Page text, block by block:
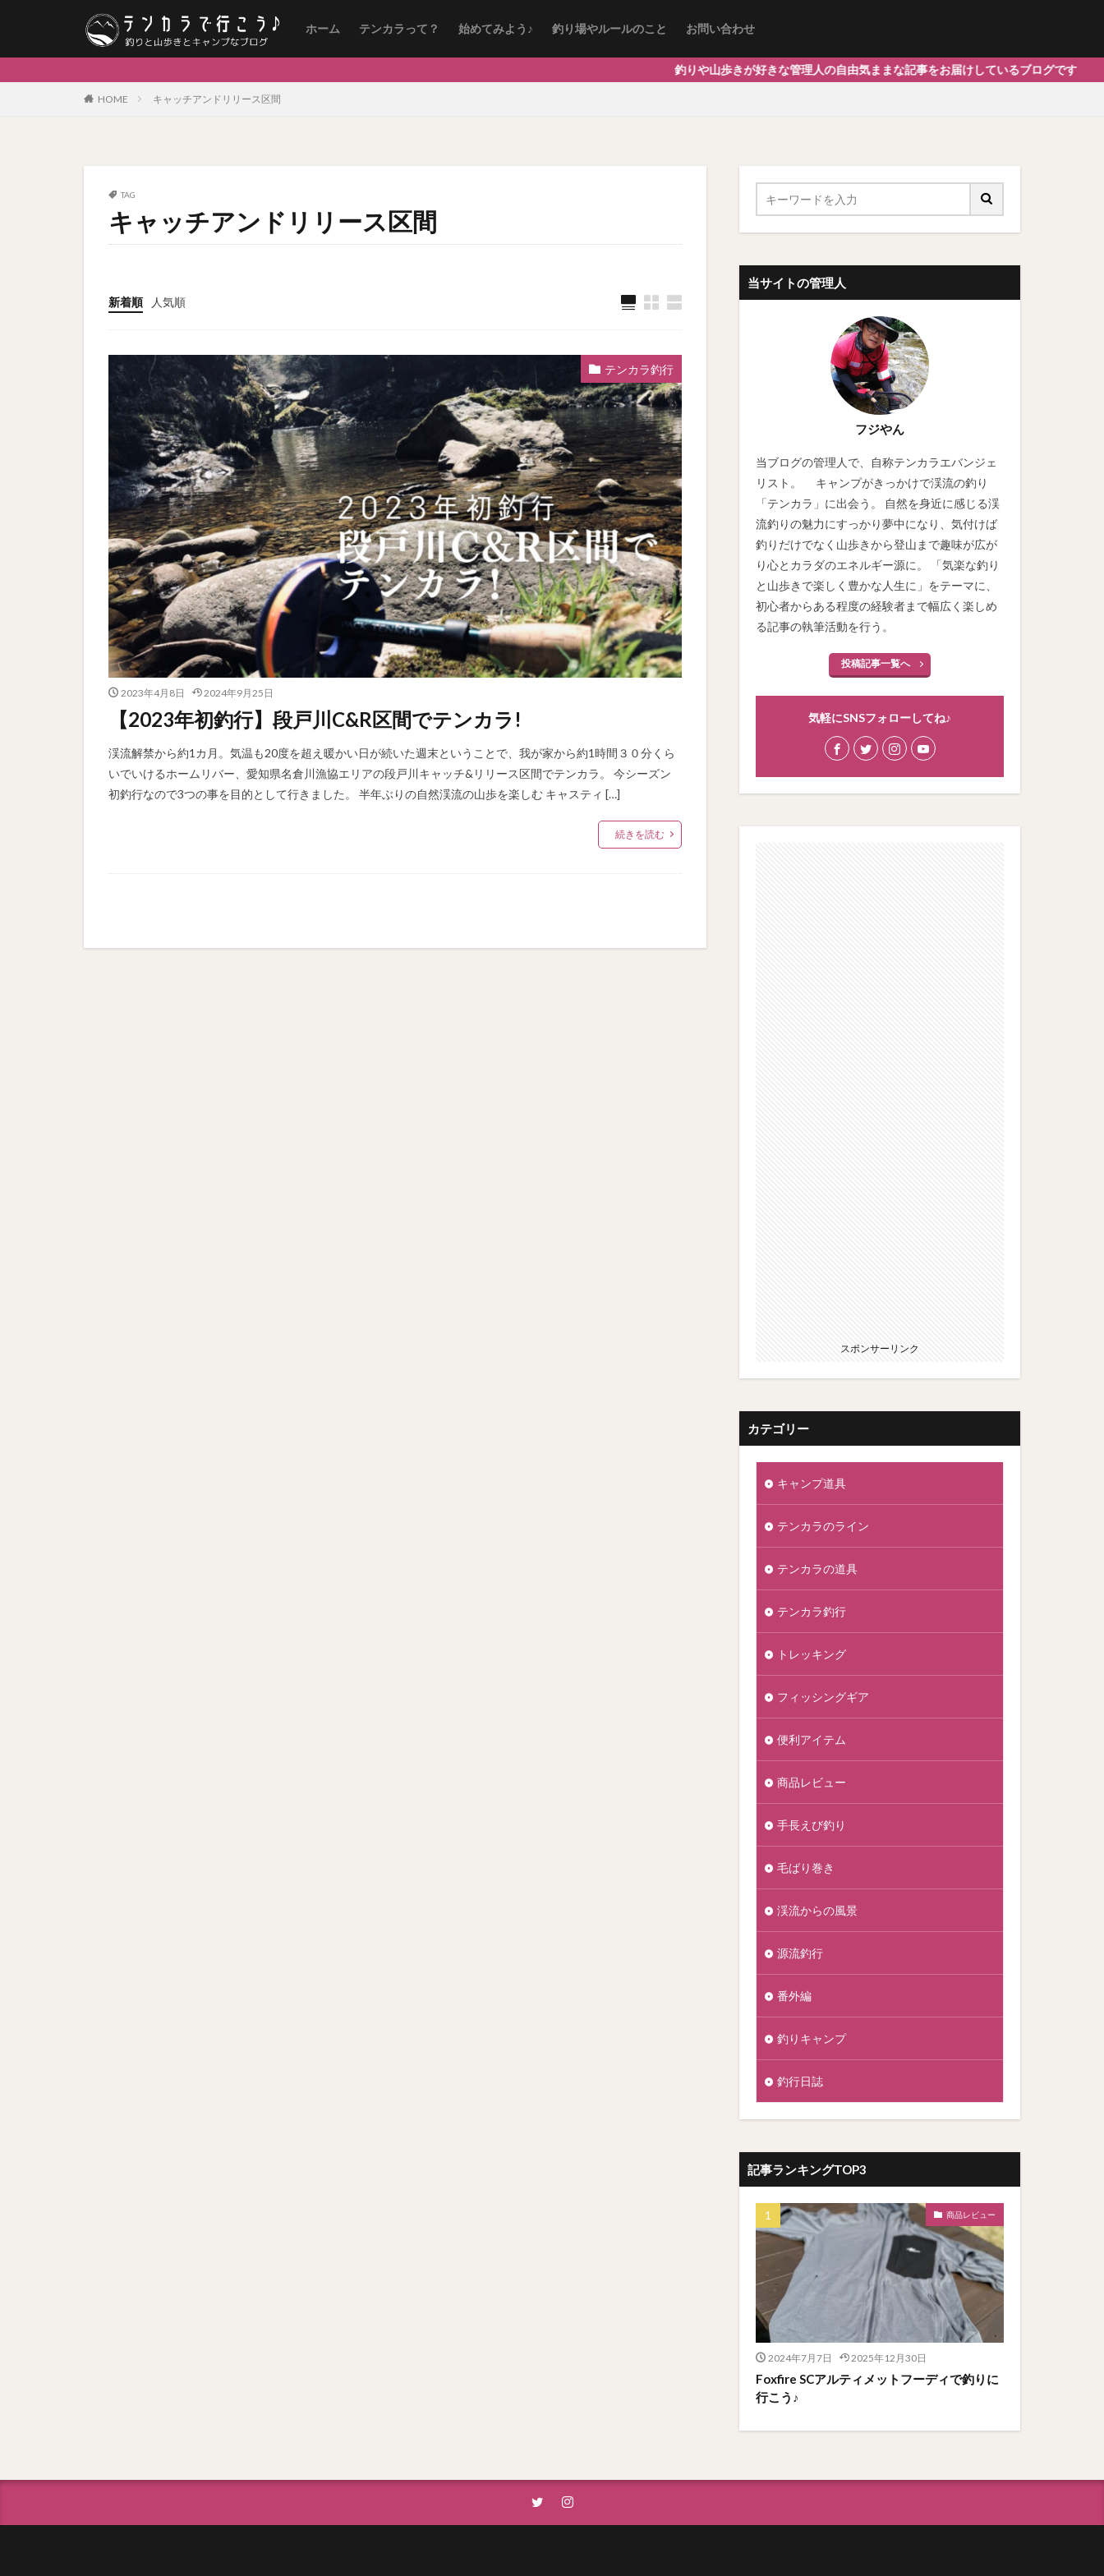
ホーム テンカラって？ 始めてみよう♪ 釣り場やルールのこと お問い合わせ
釣りや山歩きが好きな管理人の自由気ままな記事をお届けしているブログです
HOME キャッチアンドリリース区間
TAG
キャッチアンドリリース区間
新着順 人気順
テンカラ釣行
2023年4月8日 2024年9月25日
【2023年初釣行】段戸川C&R区間でテンカラ!
渓流解禁から約1カ月。気温も20度を超え暖かい日が続いた週末ということで、我が家から約1時間３０分くら
いでいけるホームリバー、愛知県名倉川漁協エリアの段戸川キャッチ&リリース区間でテンカラ。 今シーズン
初釣行なので3つの事を目的として行きました。 半年ぶりの自然渓流の山歩を楽しむ キャスティ […]
続きを読む
当サイトの管理人
フジやん
当ブログの管理人で、自称テンカラエバンジェ
リスト。 キャンプがきっかけで渓流の釣り
「テンカラ」に出会う。 自然を身近に感じる渓
流釣りの魅力にすっかり夢中になり、気付けば
釣りだけでなく山歩きから登山まで趣味が広が
り心とカラダのエネルギー源に。 「気楽な釣り
と山歩きで楽しく豊かな人生に」をテーマに、
初心者からある程度の経験者まで幅広く楽しめ
る記事の執筆活動を行う。
投稿記事一覧へ
気軽にSNSフォローしてね♪
スポンサーリンク
カテゴリー
キャンプ道具
テンカラのライン
テンカラの道具
テンカラ釣行
トレッキング
フィッシングギア
便利アイテム
商品レビュー
手長えび釣り
毛ばり巻き
渓流からの風景
源流釣行
番外編
釣りキャンプ
釣行日誌
記事ランキングTOP3
商品レビュー
2024年7月7日 2025年12月30日
Foxfire SCアルティメットフーディで釣りに
行こう♪